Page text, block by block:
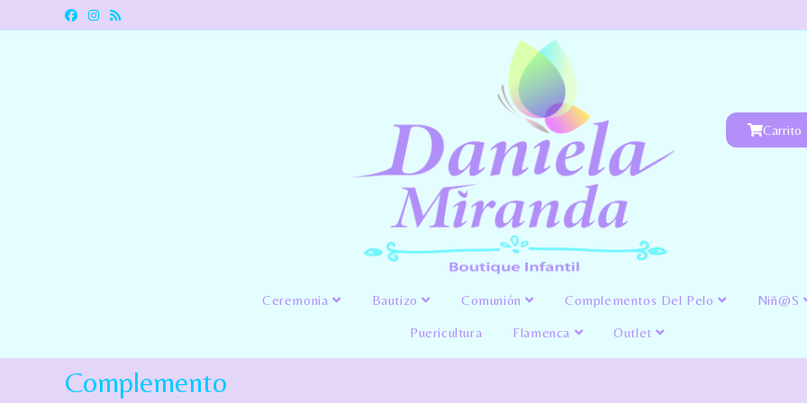
Carrito
Ceremonia Bautizo Comunión Complementos Del Pelo Niñ@s
Puericultura Flamenca Outlet
Complemento